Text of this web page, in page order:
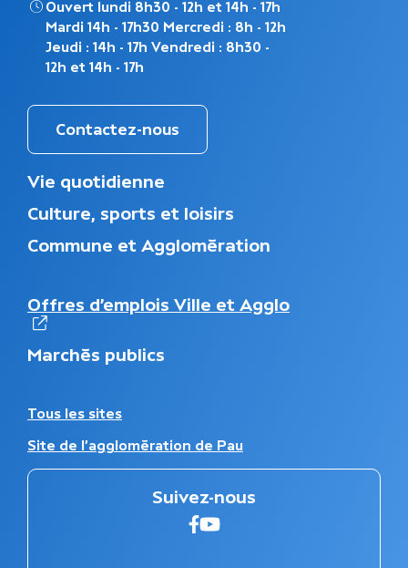
Ouvert lundi 8h30 - 12h et 14h - 17h
Mardi 14h - 17h30 Mercredi : 8h - 12h
Jeudi : 14h - 17h Vendredi : 8h30 -
12h et 14h - 17h
Contactez-nous
M
n
u
d
i
e
d
d
a
g
e
Vie quotidienne
Culture, sports et loisirs
Commune et Agglomération
N
a
i
t
o
n
Offres d’emplois Ville et Agglo
Marchés publics
A
t
r
Tous les sites
Site de l'agglomération de Pau
Suivez-nous
Suivez-nous sur
Suivez-nous sur